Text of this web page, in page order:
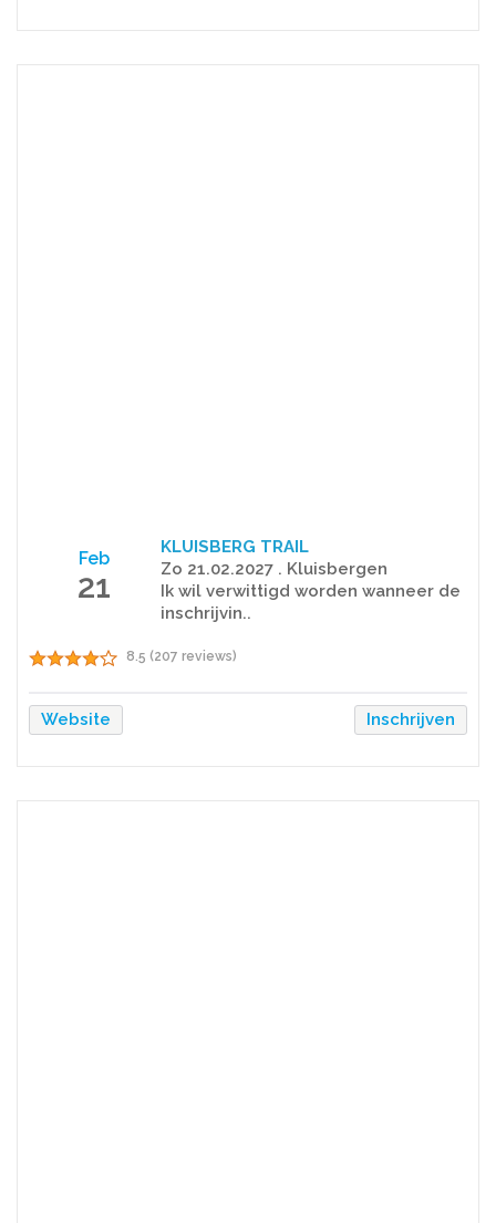
Feb
21
KLUISBERG TRAIL
Zo 21.02.2027 . Kluisbergen
Ik wil verwittigd worden wanneer de
inschrijvin..
8.5 (207 reviews)
Website Inschrijven